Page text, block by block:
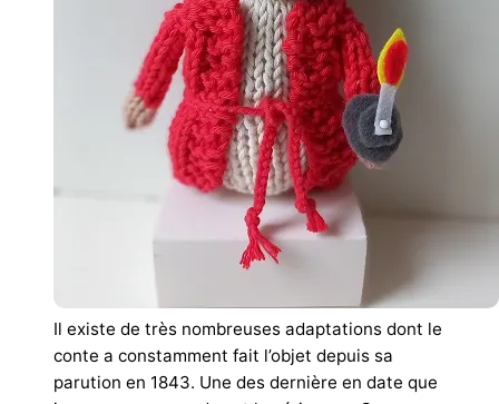
Il existe de très nombreuses adaptations dont le
conte a constamment fait l’objet depuis sa
parution en 1843. Une des dernière en date que